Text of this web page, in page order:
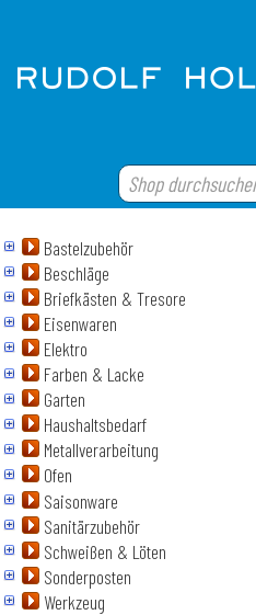
Bastelzubehör
Beschläge
Briefkästen & Tresore
Eisenwaren
Elektro
Farben & Lacke
Garten
Haushaltsbedarf
Metallverarbeitung
Ofen
Saisonware
Sanitärzubehör
Schweißen & Löten
Sonderposten
Werkzeug